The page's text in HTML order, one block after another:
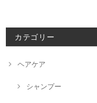
カテゴリー
ヘアケア
シャンプー